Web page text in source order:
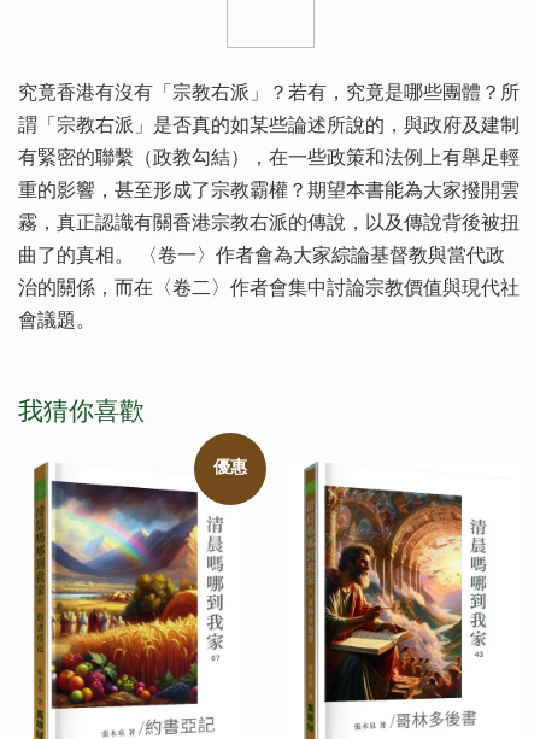
究竟香港有沒有「宗教右派」？若有，究竟是哪些團體？所
謂「宗教右派」是否真的如某些論述所說的，與政府及建制
有緊密的聯繫（政教勾結），在一些政策和法例上有舉足輕
重的影響，甚至形成了宗教霸權？期望本書能為大家撥開雲
霧，真正認識有關香港宗教右派的傳說，以及傳說背後被扭
曲了的真相。 〈卷一〉作者會為大家綜論基督教與當代政
治的關係，而在〈卷二〉作者會集中討論宗教價值與現代社
會議題。
我猜你喜歡
優惠